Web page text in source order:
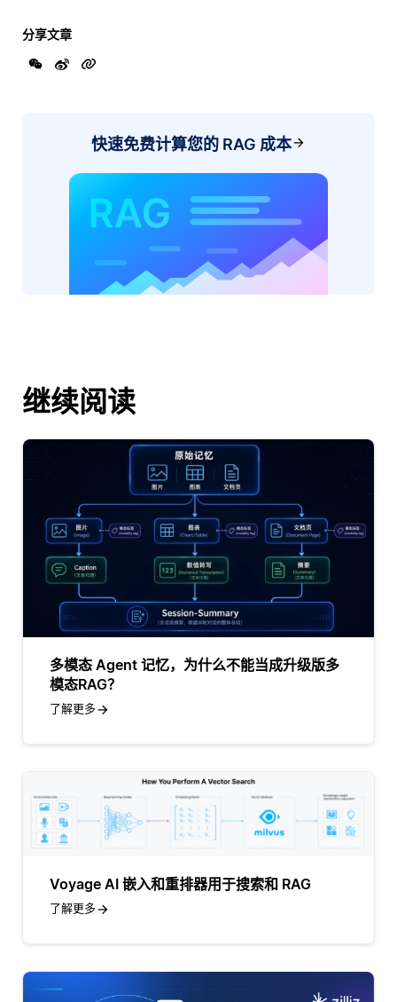
分享文章
快速免费计算您的 RAG 成本
继续阅读
多模态 Agent 记忆，为什么不能当成升级版多
模态RAG？
了解更多
Voyage AI 嵌入和重排器用于搜索和 RAG
了解更多